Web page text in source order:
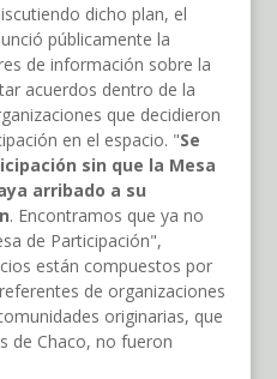
dicho plan, el
públicamente la
de información sobre la
acuerdos dentro de la
que decidieron
en el espacio. "Se
sin que la Mesa
arribado a su
. Encontramos que ya no
de Participación",
están compuestos por
de organizaciones
originarias, que
de Chaco, no fueron